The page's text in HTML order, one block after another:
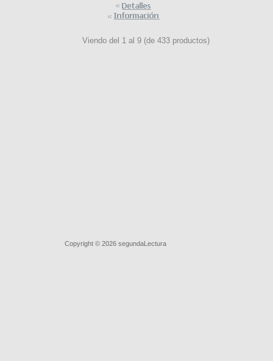
Viendo del 1 al 9 (de 433 productos)
Copyright © 2026 segundaLectura